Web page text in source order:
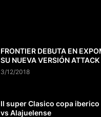
FRONTIER DEBUTA EN
SU NUEVA VERSIÓN ATTACK
3/12/2018
II super Clasico copa
vs Alajuelense